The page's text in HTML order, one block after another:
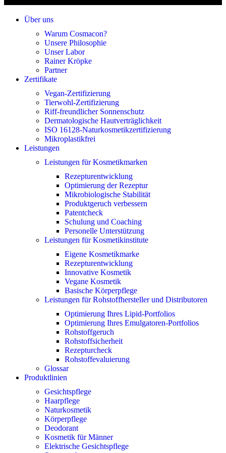
Über uns
Warum Cosmacon?
Unsere Philosophie
Unser Labor
Rainer Kröpke
Partner
Zertifikate
Vegan-Zertifizierung
Tierwohl-Zertifizierung
Riff-freundlicher Sonnenschutz
Dermatologische Hautverträglichkeit
ISO 16128-Naturkosmetikzertifizierung
Mikroplastikfrei
Leistungen
Leistungen für Kosmetikmarken
Rezepturentwicklung
Optimierung der Rezeptur
Mikrobiologische Stabilität
Produktgeruch verbessern
Patentcheck
Schulung und Coaching
Personelle Unterstützung
Leistungen für Kosmetikinstitute
Eigene Kosmetikmarke
Rezepturentwicklung
Innovative Kosmetik
Vegane Kosmetik
Basische Körperpflege
Leistungen für Rohstoffhersteller und Distributoren
Optimierung Ihres Lipid-Portfolios
Optimierung Ihres Emulgatoren-Portfolios
Rohstoffgeruch
Rohstoffsicherheit
Rezepturcheck
Rohstoffevaluierung
Glossar
Produktlinien
Gesichtspflege
Haarpflege
Naturkosmetik
Körperpflege
Deodorant
Kosmetik für Männer
Elektrische Gesichtspflege